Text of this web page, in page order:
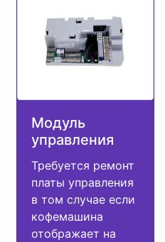
Модуль
управления
Требуется ремонт
платы управления
в том случае если
кофемашина
отображает на